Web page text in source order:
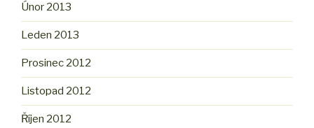
Únor 2013
Leden 2013
Prosinec 2012
Listopad 2012
Říjen 2012